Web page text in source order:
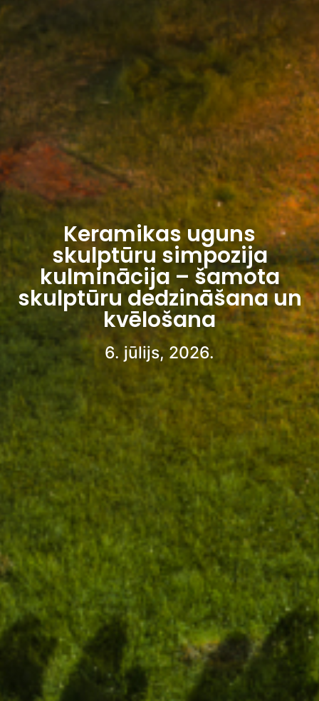
Keramikas uguns
skulptūru simpozija
kulminācija – šamota
skulptūru dedzināšana un
kvēlošana
6. jūlijs, 2026.